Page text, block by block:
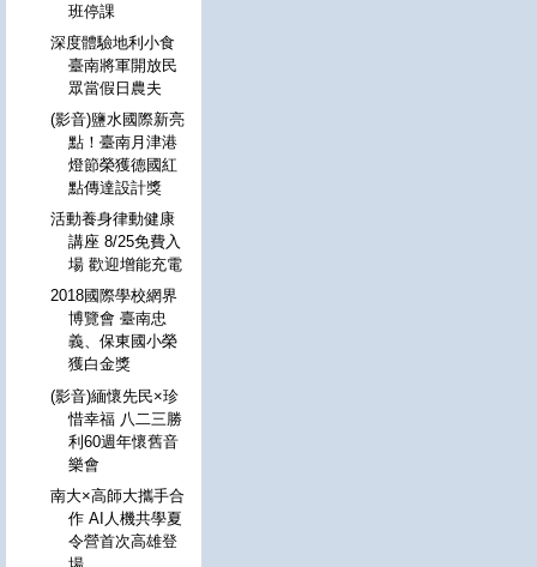
班停課
深度體驗地利小食
臺南將軍開放民
眾當假日農夫
(影音)鹽水國際新亮
點！臺南月津港
燈節榮獲德國紅
點傳達設計獎
活動養身律動健康
講座 8/25免費入
場 歡迎增能充電
2018國際學校網界
博覽會 臺南忠
義、保東國小榮
獲白金獎
(影音)緬懷先民×珍
惜幸福 八二三勝
利60週年懷舊音
樂會
南大×高師大攜手合
作 AI人機共學夏
令營首次高雄登